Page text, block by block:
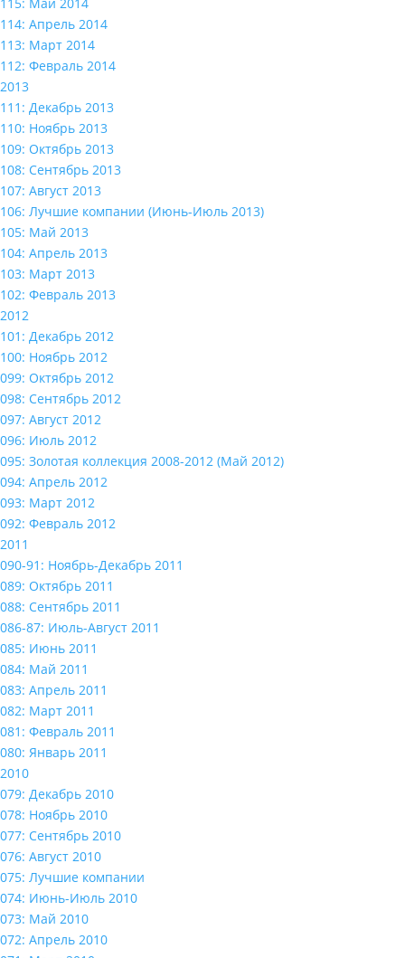
114: Апрель 2014
113: Март 2014
112: Февраль 2014
2013
111: Декабрь 2013
110: Ноябрь 2013
109: Октябрь 2013
108: Сентябрь 2013
107: Август 2013
106: Лучшие компании (Июнь-Июль 2013)
105: Май 2013
104: Апрель 2013
103: Март 2013
102: Февраль 2013
2012
101: Декабрь 2012
100: Ноябрь 2012
099: Октябрь 2012
098: Сентябрь 2012
097: Август 2012
096: Июль 2012
095: Золотая коллекция 2008-2012 (Май 2012)
094: Апрель 2012
093: Март 2012
092: Февраль 2012
2011
090-91: Ноябрь-Декабрь 2011
089: Октябрь 2011
088: Сентябрь 2011
086-87: Июль-Август 2011
085: Июнь 2011
084: Май 2011
083: Апрель 2011
082: Март 2011
081: Февраль 2011
080: Январь 2011
2010
079: Декабрь 2010
078: Ноябрь 2010
077: Сентябрь 2010
076: Август 2010
075: Лучшие компании
074: Июнь-Июль 2010
073: Май 2010
072: Апрель 2010